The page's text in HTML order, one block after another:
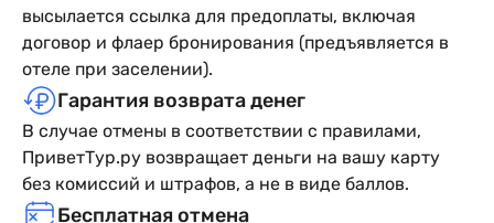
высылается ссылка для предоплаты, включая
договор и флаер бронирования (предъявляется в
отеле при заселении).
Гарантия возврата денег
В случае отмены в соответствии с правилами,
ПриветТур.ру возвращает деньги на вашу карту
без комиссий и штрафов, а не в виде баллов.
Бесплатная отмена